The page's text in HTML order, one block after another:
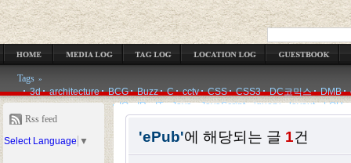
LOG GUESTBOOK ADMIN WRITE
Tags »
3d architecture BCG Buzz C cctv CSS CSS3 DC코믹스 DMB
IQ
IR IT Java JavaScript jquery layout
LOH
Rss feed
Select Language ▼ 'ePub'에 해당되는 글 1건